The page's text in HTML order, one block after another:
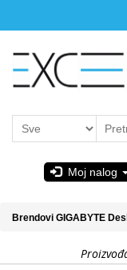
Moj nalog
Brendovi GIGABYTE